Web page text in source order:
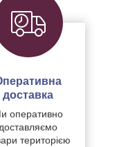
доставка
оперативно
територією